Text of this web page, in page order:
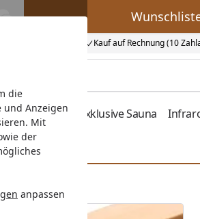
die
und Anzeigen
Mit
der
anpassen
Kauf auf Rechnung (10
Wunschliste
Zubehör Exklusive Sauna